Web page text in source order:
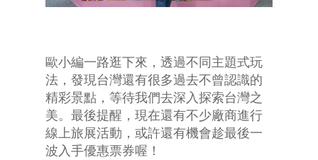
歐小編一路逛下來，透過不同主題式玩
法，發現台灣還有很多過去不曾認識的
精彩景點，等待我們去深入探索台灣之
美。最後提醒，現在還有不少廠商進行
線上旅展活動，或許還有機會趁最後一
波入手優惠票券喔！